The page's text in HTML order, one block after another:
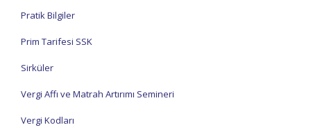
Pratik Bilgiler
Prim Tarifesi SSK
Sirküler
Vergi Affı ve Matrah Artırımı Semineri
Vergi Kodları